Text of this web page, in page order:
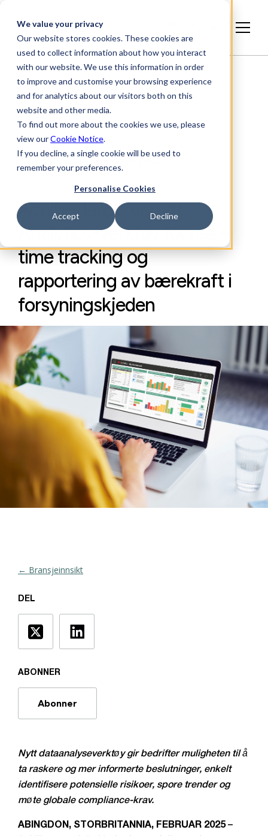
We value your privacy
Our website stores cookies. These cookies are
used to collect information about how you interact
with our website. We use this information in order
to improve and customise your browsing experience
and for analytics about our visitors both on this
website and other media.
To find out more about the cookies we use, please
view ourCookie Notice.
If you decline, a single cookie will be used to
remember your preferences.
Personalise Cookies
Accept Decline
bokmål
BRANSJEINNSIKT, PRESSEMELDING,
PRODUKTOPPDATERINGER
Achilles lanserer nytt
Analytics-verktøy for real-
time tracking og
rapportering av bærekraft i
forsyningskjeden
← Bransjeinnsikt
DEL
ABONNER
Abonner
Nytt dataanalyseverktøy gir bedrifter muligheten til å
ta raskere og mer informerte beslutninger, enkelt
identifisere potensielle risikoer, spore trender og
møte globale compliance-krav.
ABINGDON, STORBRITANNIA, FEBRUAR 2025 –